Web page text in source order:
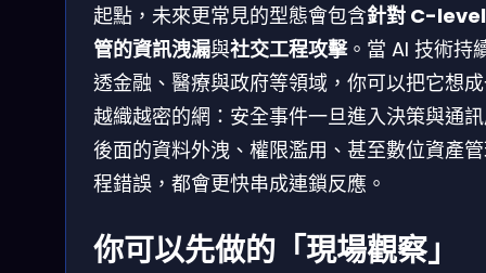
起點，未來更常見的型態會包含針對 C-
管的資訊洩漏與社交工程攻擊。當 AI 技術持
透金融、醫療與政府等領域，你可以把它想
越織越密的網：安全事件一旦進入決策與通
後面的資料外洩、權限濫用、甚至數位資產
程錯誤，都會更快串成連鎖反應。
你可以先做的「現場觀察」